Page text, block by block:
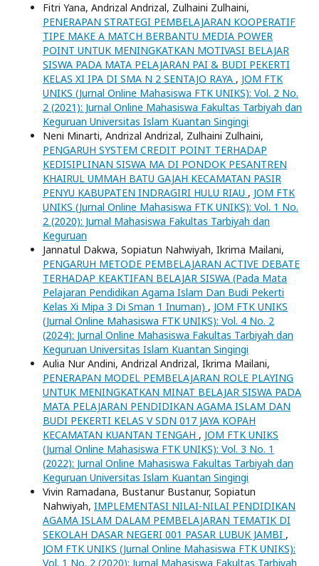
Fitri Yana, Andrizal Andrizal, Zulhaini Zulhaini,
PENERAPAN STRATEGI PEMBELAJARAN KOOPERATIF
TIPE MAKE A MATCH BERBANTU MEDIA POWER
POINT UNTUK MENINGKATKAN MOTIVASI BELAJAR
SISWA PADA MATA PELAJARAN PAI & BUDI PEKERTI
KELAS XI IPA DI SMA N 2 SENTAJO RAYA , JOM FTK
UNIKS (Jurnal Online Mahasiswa FTK UNIKS): Vol. 2 No.
2 (2021): Jurnal Online Mahasiswa Fakultas Tarbiyah dan
Keguruan Universitas Islam Kuantan Singingi
Neni Minarti, Andrizal Andrizal, Zulhaini Zulhaini,
PENGARUH SYSTEM CREDIT POINT TERHADAP
KEDISIPLINAN SISWA MA DI PONDOK PESANTREN
KHAIRUL UMMAH BATU GAJAH KECAMATAN PASIR
PENYU KABUPATEN INDRAGIRI HULU RIAU , JOM FTK
UNIKS (Jurnal Online Mahasiswa FTK UNIKS): Vol. 1 No.
2 (2020): Jurnal Mahasiswa Fakultas Tarbiyah dan
Keguruan
Jannatul Dakwa, Sopiatun Nahwiyah, Ikrima Mailani,
PENGARUH METODE PEMBELAJARAN ACTIVE DEBATE
TERHADAP KEAKTIFAN BELAJAR SISWA (Pada Mata
Pelajaran Pendidikan Agama Islam Dan Budi Pekerti
Kelas Xi Mipa 3 Di Sman 1 Inuman) , JOM FTK UNIKS
(Jurnal Online Mahasiswa FTK UNIKS): Vol. 4 No. 2
(2024): Jurnal Online Mahasiswa Fakultas Tarbiyah dan
Keguruan Universitas Islam Kuantan Singingi
Aulia Nur Andini, Andrizal Andrizal, Ikrima Mailani,
PENERAPAN MODEL PEMBELAJARAN ROLE PLAYING
UNTUK MENINGKATKAN MINAT BELAJAR SISWA PADA
MATA PELAJARAN PENDIDIKAN AGAMA ISLAM DAN
BUDI PEKERTI KELAS V SDN 017 JAYA KOPAH
KECAMATAN KUANTAN TENGAH , JOM FTK UNIKS
(Jurnal Online Mahasiswa FTK UNIKS): Vol. 3 No. 1
(2022): Jurnal Online Mahasiswa Fakultas Tarbiyah dan
Keguruan Universitas Islam Kuantan Singingi
Vivin Ramadana, Bustanur Bustanur, Sopiatun
Nahwiyah, IMPLEMENTASI NILAI-NILAI PENDIDIKAN
AGAMA ISLAM DALAM PEMBELAJARAN TEMATIK DI
SEKOLAH DASAR NEGERI 001 PASAR LUBUK JAMBI ,
JOM FTK UNIKS (Jurnal Online Mahasiswa FTK UNIKS):
Vol. 1 No. 2 (2020): Jurnal Mahasiswa Fakultas Tarbiyah